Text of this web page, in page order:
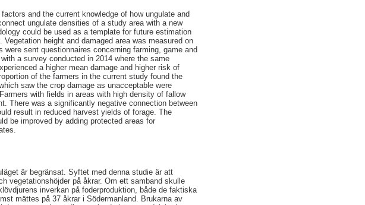
and the current knowledge of how ungulate and
ungulate densities of a study area with a new
could be used as a template for future estimation
height and damaged area was measured on
sent questionnaires concerning farming, game and
a survey conducted in 2014 where the same
a higher mean damage and higher risk of
of the farmers in the current study found the
saw the crop damage as unacceptable were
with fields in areas with high density of fallow
There was a significantly negative connection between
result in reduced harvest yields of forage. The
be improved by adding protected areas for
är begränsat. Syftet med denna studie är att
vegetationshöjder på åkrar. Om ett samband skulle
inverkan på foderproduktion, både de faktiska
mättes på 37 åkrar i Södermanland. Brukarna av